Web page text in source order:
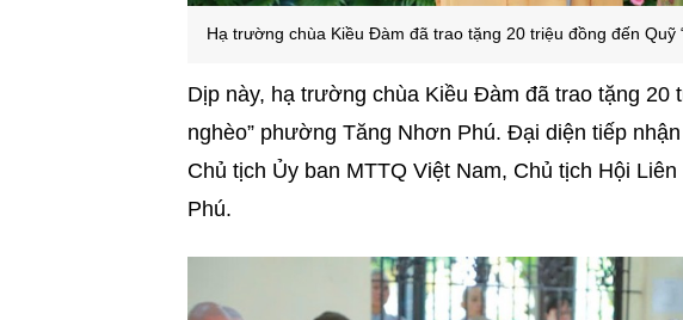
Hạ trường chùa Kiều Đàm đã trao tặng 20 triệu đồng đến Quỹ
Dịp này, hạ trường chùa Kiều Đàm đã trao tặng 20
nghèo” phường Tăng Nhơn Phú. Đại diện tiếp
Chủ tịch Ủy ban MTTQ Việt Nam, Chủ tịch Hội
Phú.